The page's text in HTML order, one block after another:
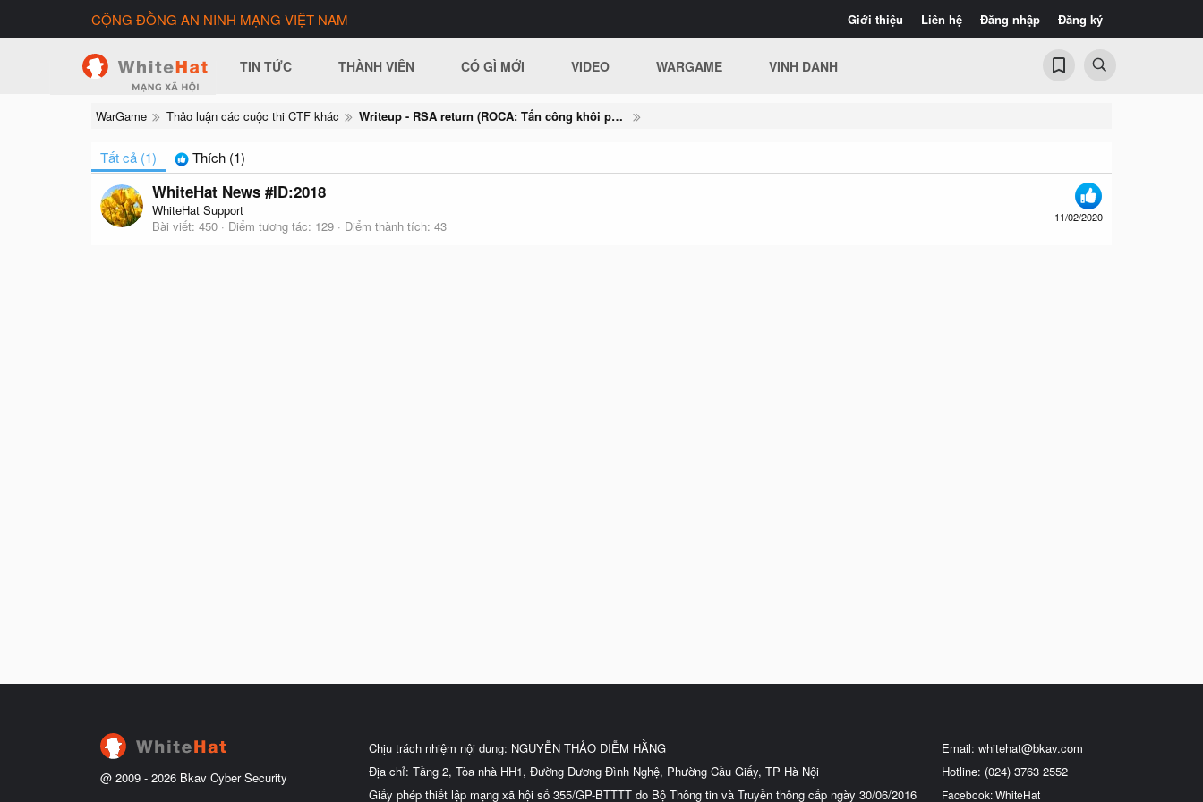
Giới thiệu Liên hệ Đăng nhập Đăng ký
CỘNG ĐỒNG AN NINH MẠNG VIỆT NAM
TIN TỨC THÀNH VIÊN CÓ GÌ MỚI VIDEO WARGAME VINH DANH
WarGame Thảo luận các cuộc thi CTF khác Writeup - RSA return (ROCA: Tấn công khôi phục các khóa RSA)
Tất cả (1) Thích (1)
11/02/2020
WhiteHat News #ID:2018
WhiteHat Support
Bài viết 450 Điểm tương tác 129 Điểm thành tích 43
@ 2009 - 2026 Bkav Cyber Security
Chịu trách nhiệm nội dung: NGUYỄN THẢO DIỄM HẰNG
Địa chỉ: Tầng 2, Tòa nhà HH1, Đường Dương Đình Nghệ, Phường Cầu Giấy, TP Hà Nội
Giấy phép thiết lập mạng xã hội số 355/GP-BTTTT do Bộ Thông tin và Truyền thông cấp ngày 30/06/2016
Email: whitehat@bkav.com
Hotline: (024) 3763 2552
Facebook: WhiteHat